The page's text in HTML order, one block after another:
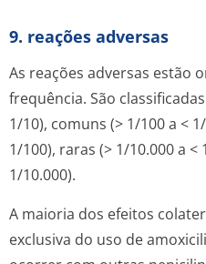
9. reações adversas
As reações adversas estão
frequência. São
1/10), comuns (> 1/100 a <
1/100), raras (> 1/10.000 a
1/10.000).
A maioria dos efeitos
exclusiva do uso de